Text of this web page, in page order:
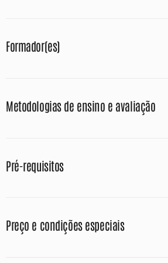
Formador(es)
Metodologias de ensino e avaliação
Pré-requisitos
Preço e condições especiais